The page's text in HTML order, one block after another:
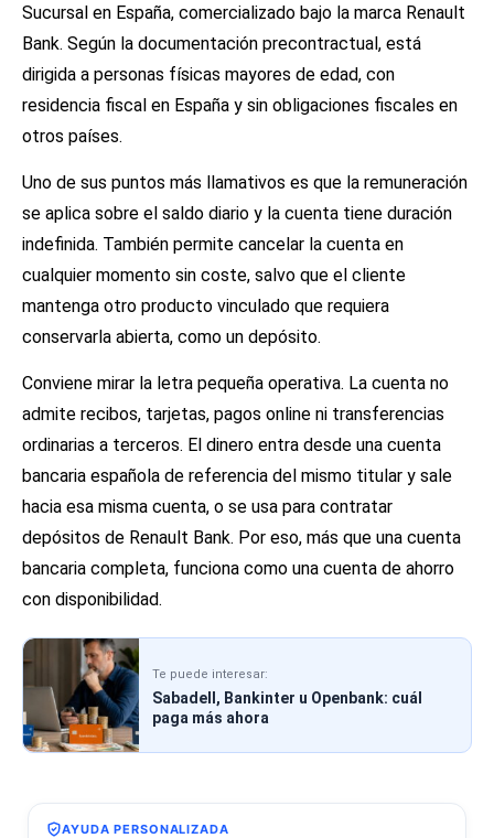
Sucursal en España, comercializado bajo la marca Renault
Bank. Según la documentación precontractual, está
dirigida a personas físicas mayores de edad, con
residencia fiscal en España y sin obligaciones fiscales en
otros países.
Uno de sus puntos más llamativos es que la remuneración
se aplica sobre el saldo diario y la cuenta tiene duración
indefinida. También permite cancelar la cuenta en
cualquier momento sin coste, salvo que el cliente
mantenga otro producto vinculado que requiera
conservarla abierta, como un depósito.
Conviene mirar la letra pequeña operativa. La cuenta no
admite recibos, tarjetas, pagos online ni transferencias
ordinarias a terceros. El dinero entra desde una cuenta
bancaria española de referencia del mismo titular y sale
hacia esa misma cuenta, o se usa para contratar
depósitos de Renault Bank. Por eso, más que una cuenta
bancaria completa, funciona como una cuenta de ahorro
con disponibilidad.
Te puede interesar:
Sabadell, Bankinter u Openbank: cuál
paga más ahora
AYUDA PERSONALIZADA